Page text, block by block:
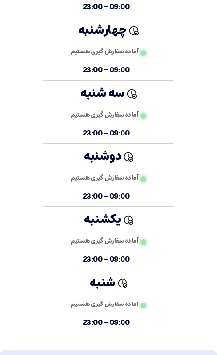
09:00 - 23:00
چهارشنبه
آماده سفارش گیری هستیم
09:00 - 23:00
سه شنبه
آماده سفارش گیری هستیم
09:00 - 23:00
دوشنبه
آماده سفارش گیری هستیم
09:00 - 23:00
یکشنبه
آماده سفارش گیری هستیم
09:00 - 23:00
شنبه
آماده سفارش گیری هستیم
09:00 - 23:00